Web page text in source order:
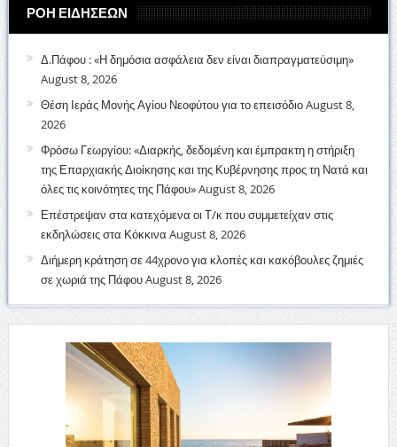
ΡΟΗ ΕΙΔΗΣΕΩΝ
Δ.Πάφου : «Η δημόσια ασφάλεια δεν είναι διαπραγματεύσιμη»
August 8, 2026
Θέση Ιεράς Μονής Αγίου Νεοφύτου για το επεισόδιοAugust 8,
2026
Φρόσω Γεωργίου: «Διαρκής, δεδομένη και έμπρακτη η στήριξη
της Επαρχιακής Διοίκησης και της Κυβέρνησης προς τη Νατά και
όλες τις κοινότητες της Πάφου»August 8, 2026
Επέστρεψαν στα κατεχόμενα οι Τ/κ που συμμετείχαν στις
εκδηλώσεις στα Κόκκινα August 8, 2026
Διήμερη κράτηση σε 44χρονο για κλοπές και κακόβουλες ζημιές
σε χωριά της ΠάφουAugust 8, 2026